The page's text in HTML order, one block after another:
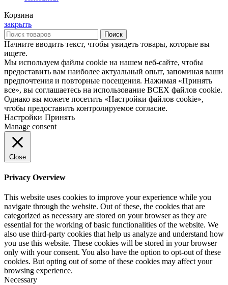
Корзина
закрыть
Поиск
Начните вводить текст, чтобы увидеть товары, которые вы
ищете.
Мы используем файлы cookie на нашем веб-сайте, чтобы
предоставить вам наиболее актуальный опыт, запоминая ваши
предпочтения и повторные посещения. Нажимая «Принять
все», вы соглашаетесь на использование ВСЕХ файлов cookie.
Однако вы можете посетить «Настройки файлов cookie»,
чтобы предоставить контролируемое согласие.
Настройки Принять
Manage consent
Close
Privacy Overview
This website uses cookies to improve your experience while you
navigate through the website. Out of these, the cookies that are
categorized as necessary are stored on your browser as they are
essential for the working of basic functionalities of the website. We
also use third-party cookies that help us analyze and understand how
you use this website. These cookies will be stored in your browser
only with your consent. You also have the option to opt-out of these
cookies. But opting out of some of these cookies may affect your
browsing experience.
Necessary